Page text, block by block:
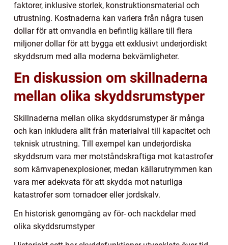
faktorer, inklusive storlek, konstruktionsmaterial och
utrustning. Kostnaderna kan variera från några tusen
dollar för att omvandla en befintlig källare till flera
miljoner dollar för att bygga ett exklusivt underjordiskt
skyddsrum med alla moderna bekvämligheter.
En diskussion om skillnaderna
mellan olika skyddsrumstyper
Skillnaderna mellan olika skyddsrumstyper är många
och kan inkludera allt från materialval till kapacitet och
teknisk utrustning. Till exempel kan underjordiska
skyddsrum vara mer motståndskraftiga mot katastrofer
som kärnvapenexplosioner, medan källarutrymmen kan
vara mer adekvata för att skydda mot naturliga
katastrofer som tornadoer eller jordskalv.
En historisk genomgång av för- och nackdelar med
olika skyddsrumstyper